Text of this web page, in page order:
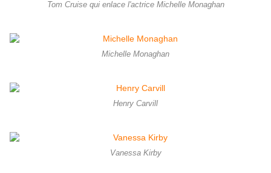
Tom Cruise qui enlace l'actrice Michelle Monaghan
Michelle Monaghan
Henry Carvill
Vanessa Kirby